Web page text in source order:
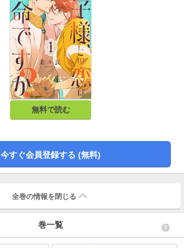
無料で読む
今すぐ会員登録する (無料)
全巻の情報を 閉じる
巻一覧